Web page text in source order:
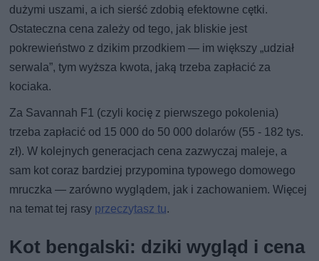
dużymi uszami, a ich sierść zdobią efektowne cętki.
Ostateczna cena zależy od tego, jak bliskie jest
pokrewieństwo z dzikim przodkiem — im większy „udział
serwala”, tym wyższa kwota, jaką trzeba zapłacić za
kociaka.
Za Savannah F1 (czyli kocię z pierwszego pokolenia)
trzeba zapłacić od 15 000 do 50 000 dolarów (55 - 182 tys.
zł). W kolejnych generacjach cena zazwyczaj maleje, a
sam kot coraz bardziej przypomina typowego domowego
mruczka — zarówno wyglądem, jak i zachowaniem. Więcej
na temat tej rasy przeczytasz tu.
Kot bengalski: dziki wygląd i cena